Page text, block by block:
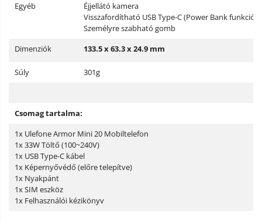
Egyéb
Éjjellátó kamera
Visszafordítható USB Type-C (Power Bank funkció)
Személyre szabható gomb
Dimenziók
133.5 x 63.3 x 24.9 mm
Súly 301g
Csomag tartalma:
1x Ulefone Armor Mini 20 Mobiltelefon
1x 33W Töltő (100~240V)
1x USB Type-C kábel
1x Képernyővédő (előre telepítve)
1x Nyakpánt
1x SIM eszköz
1x Felhasználói kézikönyv